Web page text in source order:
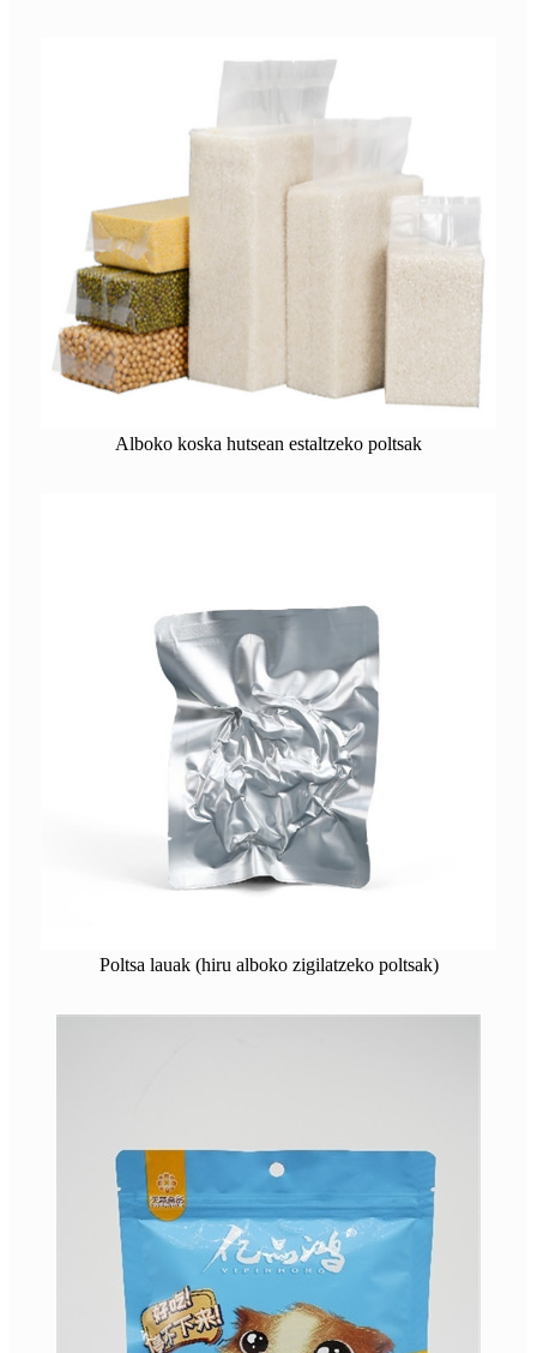
Alboko koska hutsean estaltzeko poltsak
Poltsa lauak (hiru alboko zigilatzeko poltsak)